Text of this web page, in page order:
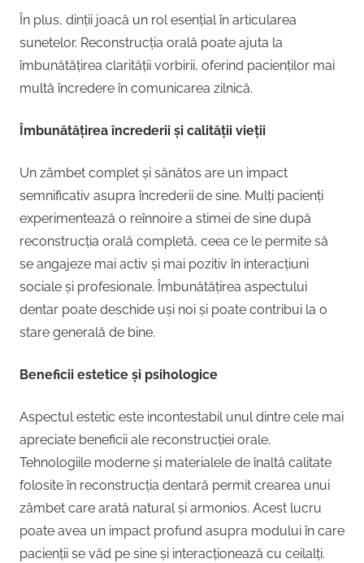
În plus, dinții joacă un rol esențial în articularea
sunetelor. Reconstrucția orală poate ajuta la
îmbunătățirea clarității vorbirii, oferind pacienților mai
multă încredere în comunicarea zilnică.
Îmbunătățirea încrederii și calității vieții
Un zâmbet complet și sănătos are un impact
semnificativ asupra încrederii de sine. Mulți pacienți
experimentează o reînnoire a stimei de sine după
reconstrucția orală completă, ceea ce le permite să
se angajeze mai activ și mai pozitiv în interacțiuni
sociale și profesionale. Îmbunătățirea aspectului
dentar poate deschide uși noi și poate contribui la o
stare generală de bine.
Beneficii estetice și psihologice
Aspectul estetic este incontestabil unul dintre cele mai
apreciate beneficii ale reconstrucției orale.
Tehnologiile moderne și materialele de înaltă calitate
folosite în reconstrucția dentară permit crearea unui
zâmbet care arată natural și armonios. Acest lucru
poate avea un impact profund asupra modului în care
pacienții se văd pe sine și interacționează cu ceilalți.